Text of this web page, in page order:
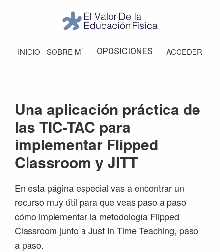
navegación
principal
barra
Valor
de
INICIO SOBRE MÍ OPOSICIONES ACCEDER
Una aplicación práctica de
las TIC-TAC para
implementar Flipped
Classroom y JITT
En esta página especial vas a encontrar un
recurso muy útil para que veas paso a paso
cómo implementar la metodología Flipped
Classroom junto a Just In Time Teaching, paso
a paso.